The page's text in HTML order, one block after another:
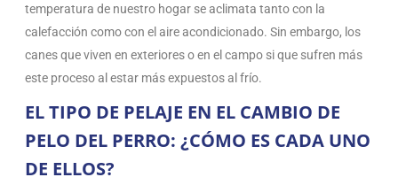
temperatura de nuestro hogar se aclimata tanto con la
calefacción como con el aire acondicionado. Sin embargo, los
canes que viven en exteriores o en el campo si que sufren más
este proceso al estar más expuestos al frío.
EL TIPO DE PELAJE EN EL CAMBIO DE
PELO DEL PERRO: ¿CÓMO ES CADA UNO
DE ELLOS?